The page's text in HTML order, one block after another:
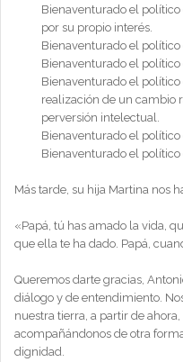
Bienaventurado el
por su propio interés.
Bienaventurado el
Bienaventurado el
Bienaventurado el
realización de un cambio
perversión intelectual.
Bienaventurado el político
Bienaventurado el
Más tarde, su hija Martina nos
«Papá, tú has amado la vida,
que ella te ha dado. Papá,
Queremos darte gracias,
diálogo y de entendimiento.
nuestra tierra, a partir de
acompañándonos de otra
dignidad.